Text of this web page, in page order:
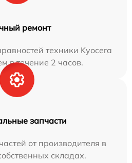
ремонт
техники Kyocera
в течение 2 часов.
запчасти
от производителя в
складах.